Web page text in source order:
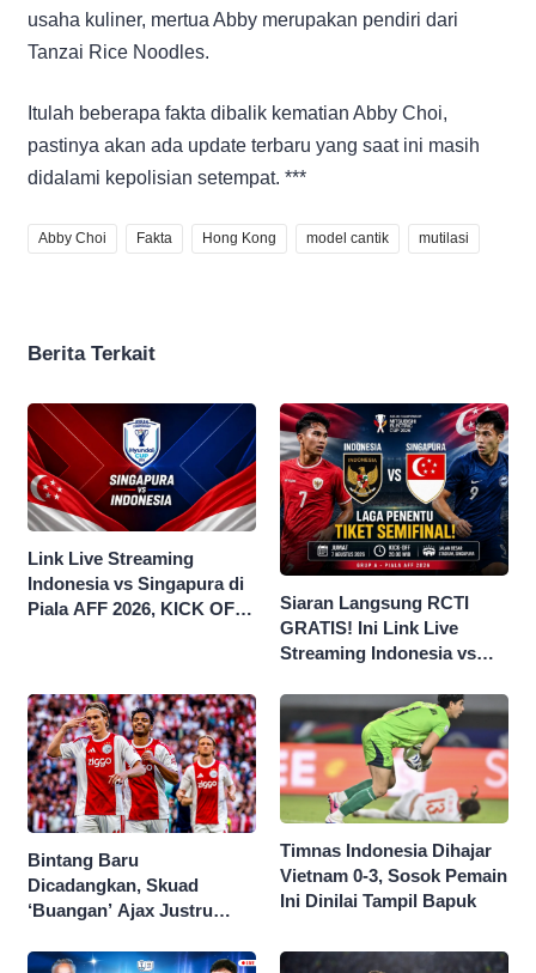
usaha kuliner, mertua Abby merupakan pendiri dari
Tanzai Rice Noodles.
Itulah beberapa fakta dibalik kematian Abby Choi,
pastinya akan ada update terbaru yang saat ini masih
didalami kepolisian setempat. ***
Abby Choi Fakta Hong Kong model cantik mutilasi
Berita Terkait
Link Live Streaming
Indonesia vs Singapura di
Piala AFF 2026, KICK OFF
Siaran Langsung RCTI
GRATIS! Ini Link Live
Streaming Indonesia vs
2026
Bintang Baru
Dicadangkan, Skuad
‘Buangan’ Ajax Justru
Timnas Indonesia Dihajar
Vietnam 0-3, Sosok Pemain
Ini Dinilai Tampil Bapuk